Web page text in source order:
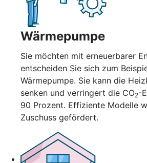
Wärmepumpe
Sie möchten mit erneuerbarer
entscheiden Sie sich zum
Wärmepumpe. Sie kann die
senken und verringert die CO2-
90 Prozent. Effiziente Modelle
Zuschuss gefördert.